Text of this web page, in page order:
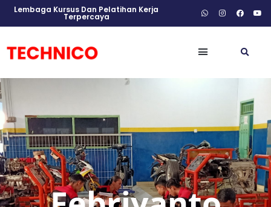
Lembaga Kursus Dan Pelatihan Kerja
Terpercaya